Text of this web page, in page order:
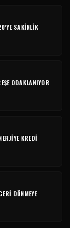
SAKINLIK
ODAKLANIYOR
KREDI
DÖNMEYE